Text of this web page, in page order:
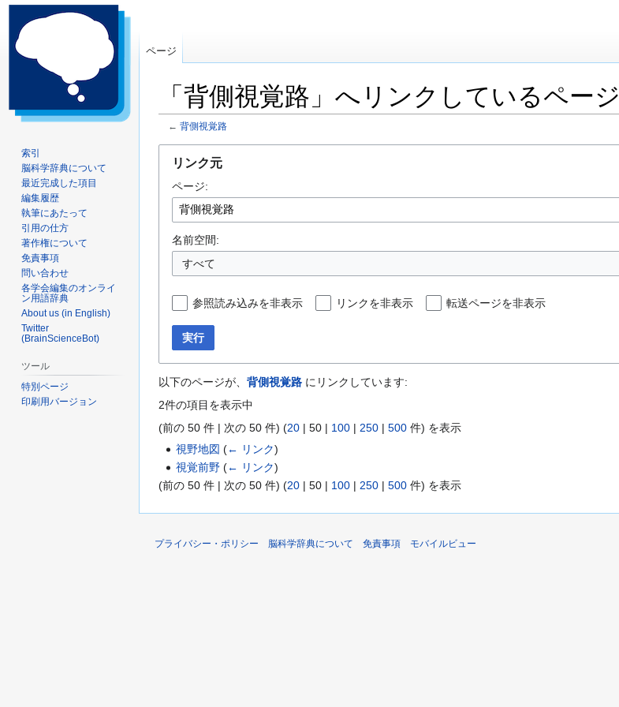
「背側視覚路」へリンクしているページ
← 背側視覚路
リンク元
ページ:
名前空間:
すべて
参照読み込みを非表示 リンクを非表示 転送ページを非表示
実行
以下のページが、 背側視覚路 にリンクしています:
2件の項目を表示中
(前の 50 件 | 次の 50 件) (20 | 50 | 100 | 250 | 500 件) を表示
視野地図 (← リンク)
視覚前野 (← リンク)
(前の 50 件 | 次の 50 件) (20 | 50 | 100 | 250 | 500 件) を表示
ページ
索引
脳科学辞典について
最近完成した項目
編集履歴
執筆にあたって
引用の仕方
著作権について
免責事項
問い合わせ
各学会編集のオンライ
ン用語辞典
About us (in English)
Twitter
(BrainScienceBot)
ツール
特別ページ
印刷用バージョン
プライバシー・ポリシー 脳科学辞典について 免責事項 モバイルビュー